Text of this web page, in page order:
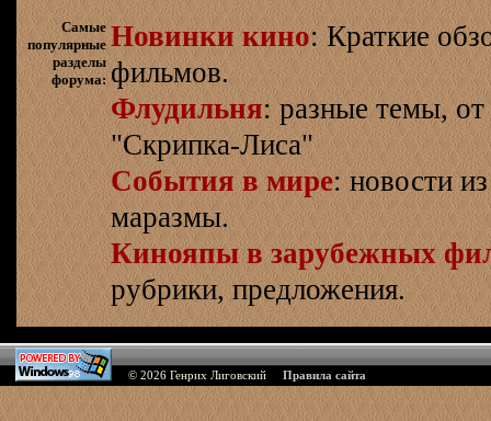
Самые
популярные
разделы
форума:
Новинки кино: Краткие
фильмов.
Флудильня: разные темы,
"Скрипка-Лиса"
События в мире: новости
маразмы.
Кинояпы в зарубежных
рубрики, предложения.
© 2026 Генрих Лиговский Правила сайта